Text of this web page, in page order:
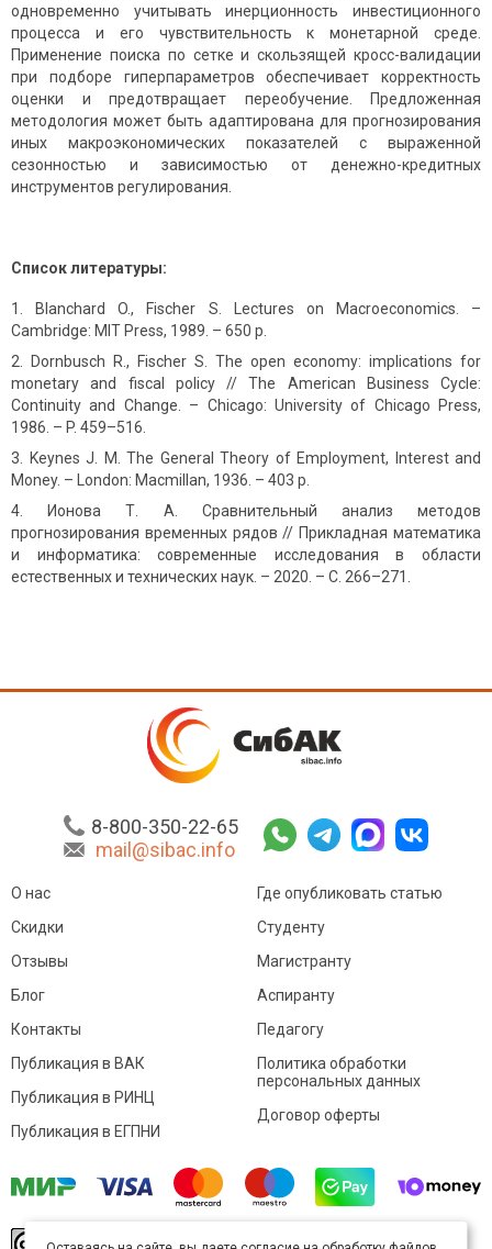
одновременно учитывать инерционность инвестиционного
процесса и его чувствительность к монетарной среде.
Применение поиска по сетке и скользящей кросс-валидации
при подборе гиперпараметров обеспечивает корректность
оценки и предотвращает переобучение. Предложенная
методология может быть адаптирована для прогнозирования
иных макроэкономических показателей с выраженной
сезонностью и зависимостью от денежно-кредитных
инструментов регулирования.
Списоклитературы:
Blanchard O., Fischer S. Lectures on Macroeconomics. –
Cambridge: MIT Press, 1989. – 650 p.
Dornbusch R., Fischer S. The open economy: implications for
monetary and fiscal policy // The American Business Cycle:
Continuity and Change. – Chicago: University of Chicago Press,
1986. – P. 459–516.
Keynes J. M. The General Theory of Employment, Interest and
Money. – London: Macmillan, 1936. – 403 p.
Ионова Т. А. Сравнительный анализ методов
прогнозирования временных рядов // Прикладная математика
и информатика: современные исследования в области
естественных и технических наук. – 2020. – С. 266–271.
8-800-350-22-65
mail@sibac.info
О нас
Скидки
Отзывы
Блог
Контакты
Где опубликовать статью
Студенту
Магистранту
Аспиранту
Педагогу
Публикация в ВАК
Публикация в РИНЦ
Публикация в ЕГПНИ
Политика обработки
персональных данных
Договор оферты